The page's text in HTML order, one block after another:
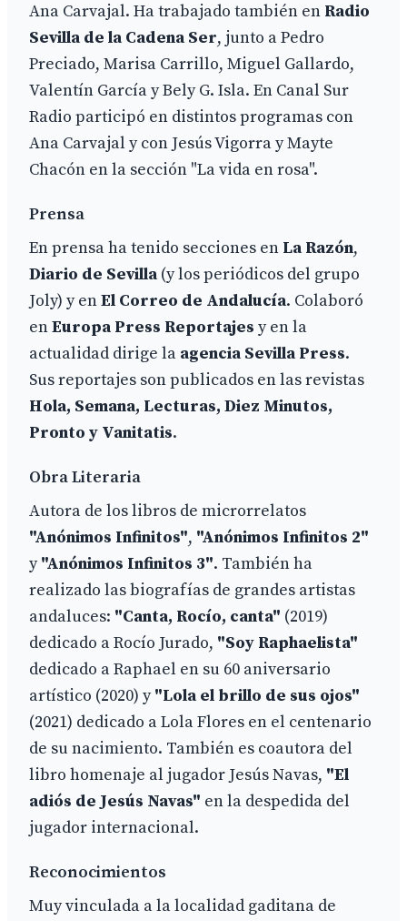
Ana Carvajal. Ha trabajado también en Radio
Sevilla de la Cadena Ser, junto a Pedro
Preciado, Marisa Carrillo, Miguel Gallardo,
Valentín García y Bely G. Isla. En Canal Sur
Radio participó en distintos programas con
Ana Carvajal y con Jesús Vigorra y Mayte
Chacón en la sección "La vida en rosa".
Prensa
En prensa ha tenido secciones en La Razón,
Diario de Sevilla (y los periódicos del grupo
Joly) y enEl Correo de Andalucía. Colaboró
enEuropa Press Reportajes y en la
actualidad dirige la agencia Sevilla Press.
Sus reportajes son publicados en las revistas
Hola, Semana, Lecturas, Diez Minutos,
Pronto y Vanitatis.
Obra Literaria
Autora de los libros de microrrelatos
"Anónimos Infinitos", "Anónimos Infinitos 2"
y"Anónimos Infinitos 3". También ha
realizado las biografías de grandes artistas
andaluces: "Canta, Rocío, canta" (2019)
dedicado a Rocío Jurado, "Soy Raphaelista"
dedicado a Raphael en su 60 aniversario
artístico (2020) y"Lola el brillo de sus ojos"
(2021) dedicado a Lola Flores en el centenario
de su nacimiento. También es coautora del
libro homenaje al jugador Jesús Navas, "El
adiós de Jesús Navas" en la despedida del
jugador internacional.
Reconocimientos
Muy vinculada a la localidad gaditana de